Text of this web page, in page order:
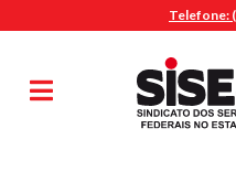
Telefone:
MENU
Sindicalize-se